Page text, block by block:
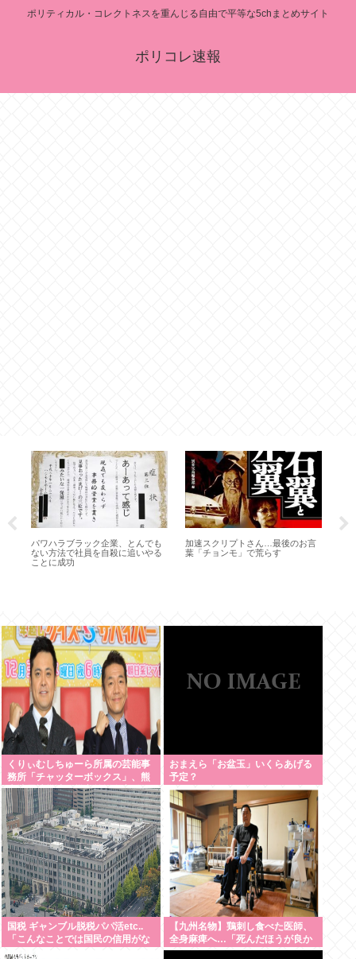
ポリティカル・コレクトネスを重んじる自由で平等な5chまとめサイト
ポリコレ速報
パワハラブラック企業、とんでも
ない方法で社員を自殺に追いやる
ことに成功
加速スクリプトさん…最後のお言
葉「チョンモ」で荒らす
くりぃむしちゅーら所属の芸能事
務所「チャッターボックス」、熊
本地震被災地に災害義援金寄付を
発表
おまえら「お盆玉」いくらあげる
予定？
国税 ギャンブル脱税パパ活etc..
「こんなことでは国民の信用がな
くなってしまう」
【九州名物】鶏刺し食べた医師、
全身麻痺へ…「死んだほうが良か
った」